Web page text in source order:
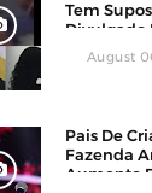
Tem
Divulgado
August
Pais De
Fazenda
Aumento